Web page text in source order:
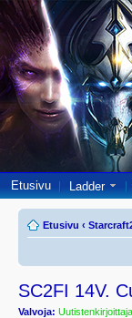
Etusivu Ladder
Etusivu ‹
SC2FI 14V.
Valvoja: